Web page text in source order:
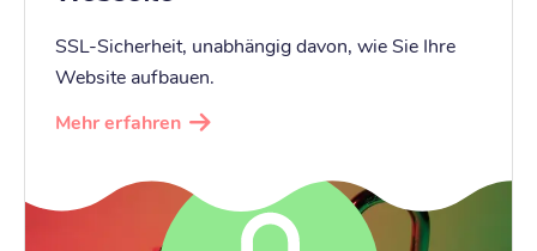
SSL-Sicherheit, unabhängig davon, wie Sie Ihre
Website aufbauen.
Mehr erfahren